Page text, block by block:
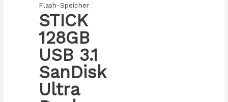
Flash-Speicher
STICK
128GB
USB 3.1
SanDisk
Ultra